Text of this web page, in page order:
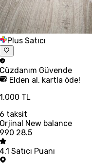
Plus Satıcı
Cüzdanım Güvende
Elden al, kartla öde!
1.000 TL
6 taksit
Orjinal New balance
990 28.5
4.1 Satıcı Puanı